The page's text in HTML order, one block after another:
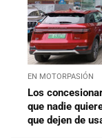
EN MOTORPASIÓN
Los
que nadie
que dejen de